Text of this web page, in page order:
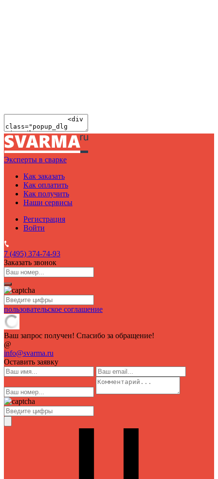
Эксперты в сварке
Как заказать
Как оплатить
Как получить
Наши сервисы
Регистрация
Войти
7 (495) 374-74-93
Заказать звонок
пользовательское соглашение
Ваш запрос получен! Спасибо за обращение!
@
info@svarma.ru
Оставить заявку